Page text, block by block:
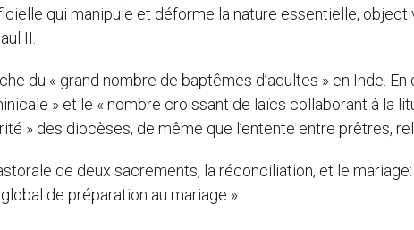
qui manipule et déforme la nature essentielle,
II.
du « grand nombre de baptêmes d’adultes » en Inde.
» et le « nombre croissant de laïcs collaborant à la
» des diocèses, de même que l’entente entre prêtres,
de deux sacrements, la réconciliation, et le
de préparation au mariage ».